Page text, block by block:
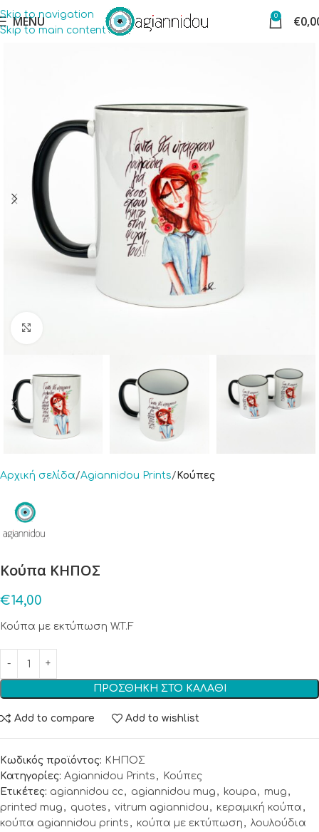
Skip to navigation
Skip to main content
MENU 0 €
Αρχική σελίδα Agiannidou Prints Κούπες
Κούπα ΚΗΠΟΣ
€14,00
Κούπα με εκτύπωση W.T.F
ΠΡΟΣΘΉΚΗ ΣΤΟ ΚΑΛΆΘΙ
Add to compare Add to wishlist
Κωδικός προϊόντος: ΚΗΠΟΣ
Κατηγορίες: Agiannidou Prints , Κούπες
Ετικέτες: agiannidou cc, agiannidou mug , koupa , mug ,
printed mug , quotes , vitrum agiannidou , κεραμική κούπα ,
κούπα agiannidou prints , κούπα με εκτύπωση , λουλούδια